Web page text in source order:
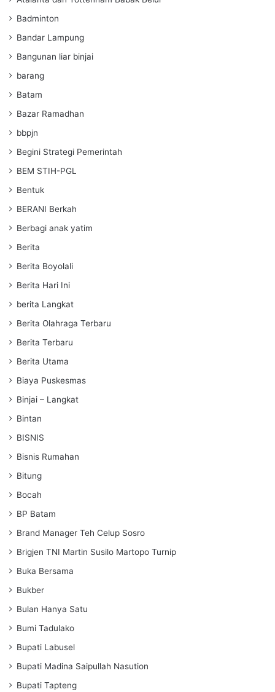
Badminton
Bandar Lampung
Bangunan liar binjai
barang
Batam
Bazar Ramadhan
bbpjn
Begini Strategi Pemerintah
BEM STIH-PGL
Bentuk
BERANI Berkah
Berbagi anak yatim
Berita
Berita Boyolali
Berita Hari Ini
berita Langkat
Berita Olahraga Terbaru
Berita Terbaru
Berita Utama
Biaya Puskesmas
Binjai – Langkat
Bintan
BISNIS
Bisnis Rumahan
Bitung
Bocah
BP Batam
Brand Manager Teh Celup Sosro
Brigjen TNI Martin Susilo Martopo Turnip
Buka Bersama
Bukber
Bulan Hanya Satu
Bumi Tadulako
Bupati Labusel
Bupati Madina Saipullah Nasution
Bupati Tapteng